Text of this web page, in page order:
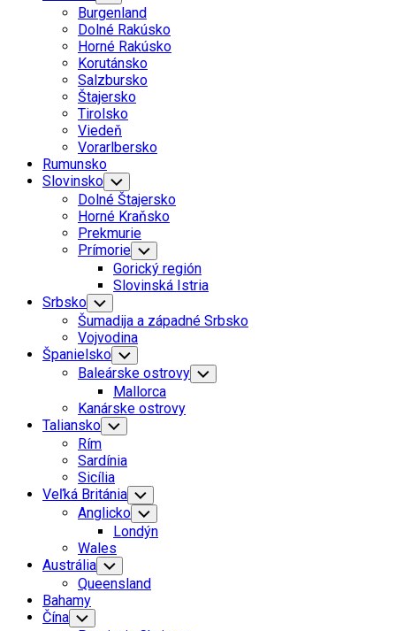
Child
Menu
Burgenland
Dolné Rakúsko
Horné Rakúsko
Korutánsko
Salzbursko
Štajersko
Tirolsko
Viedeň
Vorarlbersko
Rumunsko
Slovinsko Toggle
Child
Menu
Dolné Štajersko
Horné Kraňsko
Prekmurie
Prímorie Toggle
Child
Menu
Gorický región
Slovinská Istria
Srbsko Toggle
Child
Menu
Šumadija a západné Srbsko
Vojvodina
Španielsko Toggle
Child
Menu
Baleárske ostrovy Toggle
Child
Mallorca
Kanárske ostrovy
Taliansko Toggle
Child
Menu
Rím
Sardínia
Sicília
Veľká Británia Toggle
Child
Menu
Anglicko Toggle
Child
Menu
Londýn
Wales
Austrália Toggle
Child
Menu
Queensland
Bahamy
Čína Toggle